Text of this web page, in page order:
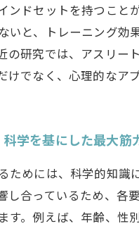
ンドセットを持つこ
いと、トレーニング
の研究では、アスリー
けでなく、心理的なア
学を基にした最大筋
ためには、科学的知識
し合っているため、各
す。例えば、年齢、性